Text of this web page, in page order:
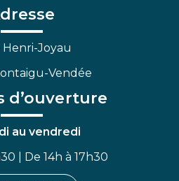
Henri-Joyau
Vendée
d’ouverture
au vendredi
| De 14h à 17h30